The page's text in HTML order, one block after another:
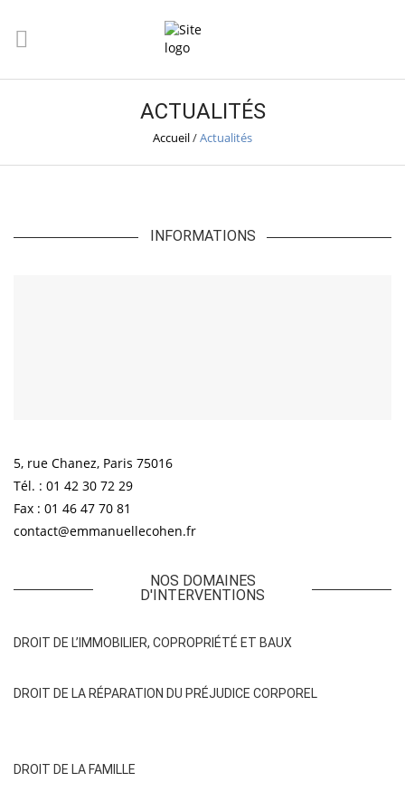
ACTUALITÉS
Accueil/Actualités
INFORMATIONS
5, rue Chanez, Paris 75016
Tél. : 01 42 30 72 29
Fax : 01 46 47 70 81
contact@emmanuellecohen.fr
NOS DOMAINES
D'INTERVENTIONS
DROIT DE L’IMMOBILIER, COPROPRIÉTÉ ET BAUX
DROIT DE LA RÉPARATION DU PRÉJUDICE CORPOREL
DROIT DE LA FAMILLE